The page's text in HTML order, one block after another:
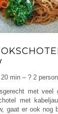
min – ? 2
met veel
met
gaat er ook nog